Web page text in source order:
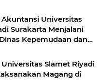
Akuntansi Universitas
Surakarta Menjalani
Kepemudaan dan
Slamet Riyadi
Magang di